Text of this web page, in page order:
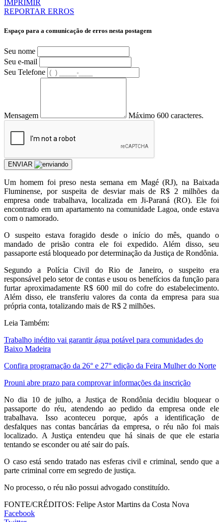
IMPRIMIR
REPORTAR ERROS
Espaço para a comunicação de erros nesta postagem
Seu nome
Seu e-mail
Seu Telefone
Mensagem Máximo 600 caracteres.
ENVIAR
Um homem foi preso nesta semana em Magé (RJ), na Baixada
Fluminense, por suspeita de desviar mais de R$ 2 milhões da
empresa onde trabalhava, localizada em Ji-Paraná (RO). Ele foi
encontrado em um apartamento na comunidade Lagoa, onde estava
com o namorado.
O suspeito estava foragido desde o início do mês, quando o
mandado de prisão contra ele foi expedido. Além disso, seu
passaporte está bloqueado por determinação da Justiça de Rondônia.
Segundo a Polícia Civil do Rio de Janeiro, o suspeito era
responsável pelo setor de contas e usou os benefícios da função para
furtar aproximadamente R$ 600 mil do cofre do estabelecimento.
Além disso, ele transferiu valores da conta da empresa para sua
própria conta, totalizando mais de R$ 2 milhões.
Leia Também:
Trabalho inédito vai garantir água potável para comunidades do
Baixo Madeira
Confira programação da 26° e 27° edição da Feira Mulher do Norte
Prouni abre prazo para comprovar informações da inscrição
No dia 10 de julho, a Justiça de Rondônia decidiu bloquear o
passaporte do réu, atendendo ao pedido da empresa onde ele
trabalhava. Isso aconteceu porque, após a identificação de
desfalques nas contas bancárias da empresa, o réu não foi mais
localizado. A Justiça entendeu que há sinais de que ele estaria
tentando se esconder ou até sair do país.
O caso está sendo tratado nas esferas civil e criminal, sendo que a
parte criminal corre em segredo de justiça.
No processo, o réu não possui advogado constituído.
FONTE/CRÉDITOS: Felipe Astor Martins da Costa Nova
Facebook